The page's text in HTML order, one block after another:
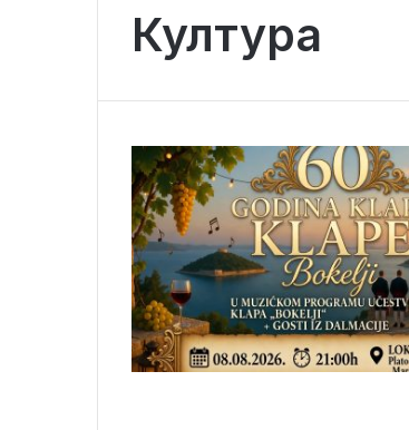
Култура